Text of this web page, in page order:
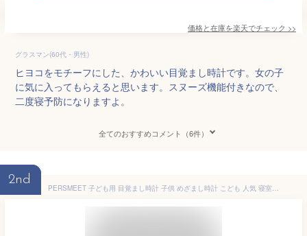
価格と在庫を楽天でチェック >>
グラスマン(60代・男性)
ヒヨコをモチーフにした、かわいい目覚まし時計です。女の子
に気に入ってもらえると思います。スヌーズ機能付きなので、
二度寝予防になりますよ。
全てのおすすめコメント（6件）
2nd
PERSMEET 子ども用 目覚まし時計 子供 めざまし時計 こども 人気 寝室音声制御ナイトライト キッズ 5種のアラーム音 スヌーズ/タイマー機能 内蔵1500mAh 充電式 漫画電子時計 置き時計 ダイナミックエクスプレッションかわいい光目覚まし時計 （ピンク）